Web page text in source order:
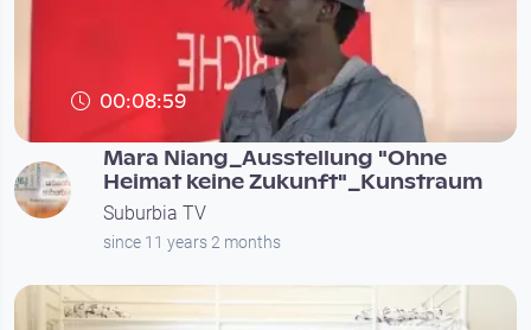
00:08:59
Mara Niang_Ausstellung "Ohne
Heimat keine Zukunft"_Kunstraum
Suburbia TV
since 11 years 2 months